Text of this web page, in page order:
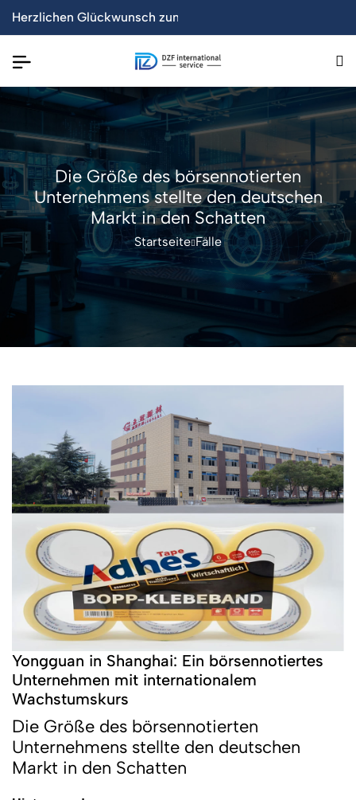
Markt gebracht!
Tisch senkt um 50%
Herzlichen Glückwunsch zum erfolgreichen Launch der
Die Größe des börsennotierten
Unternehmens stellte den deutschen
Markt in den Schatten
Startseite Fälle
Yongguan in Shanghai: Ein börsennotiertes
Unternehmen mit internationalem
Wachstumskurs
Die Größe des börsennotierten
Unternehmens stellte den deutschen
Markt in den Schatten